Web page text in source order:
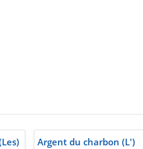
Argent du charbon (L')